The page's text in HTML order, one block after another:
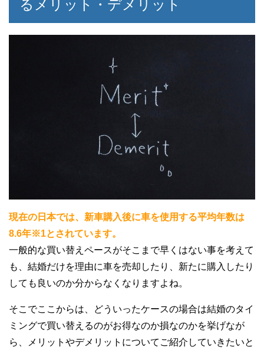
るメリット・デメリット
現在の日本では、新車購入後に車を使用する平均年数は
8.6年※1とされています。
一般的な買い替えペースがそこまで早くはない事を考えて
も、結婚だけを理由に車を売却したり、新たに購入したり
しても良いのか分からなくなりますよね。
そこでここからは、どういったケースの場合は結婚のタイ
ミングで買い替えるのがお得なのか損なのかを挙げなが
ら、メリットやデメリットについてご紹介していきたいと